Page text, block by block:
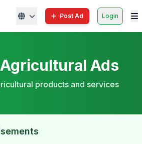
Post Ad Login
Ads
products and services